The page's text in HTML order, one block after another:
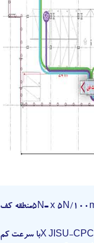
• در هر سطح 100 متر مربع، حداقل نیرو تخلیه فن 5N= x 5N/100m2منطقه کف
• معایب حداقل راندمان را می توان با فن های X JISU-CPC-50N 4با سرعت کم